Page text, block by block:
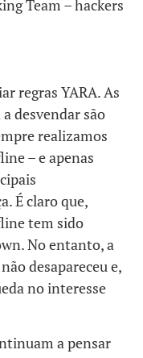
Team – hackers
regras YARA. As
desvendar são
realizamos
– e apenas
É claro que,
tem sido
No entanto, a
desapareceu e,
no interesse
a pensar